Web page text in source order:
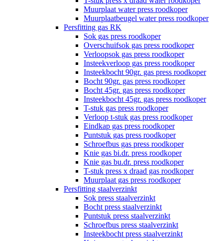
Muurplaat water press roodkoper
Muurplaatbeugel water press roodkoper
Persfitting gas RK
Sok gas press roodkoper
Overschuifsok gas press roodkoper
Verloopsok gas press roodkoper
Insteekverloop gas press roodkoper
Insteekbocht 90gr. gas press roodkoper
Bocht 90gr. gas press roodkoper
Bocht 45gr. gas press roodkoper
Insteekbocht 45gr. gas press roodkoper
T-stuk gas press roodkoper
Verloop t-stuk gas press roodkoper
Eindkap gas press roodkoper
Puntstuk gas press roodkoper
Schroefbus gas press roodkoper
Knie gas bi.dr. press roodkoper
Knie gas bu.dr. press roodkoper
T-stuk press x draad gas roodkoper
Muurplaat gas press roodkoper
Persfitting staalverzinkt
Sok press staalverzinkt
Bocht press staalverzinkt
Puntstuk press staalverzinkt
Schroefbus press staalverzinkt
Insteekbocht press staalverzinkt